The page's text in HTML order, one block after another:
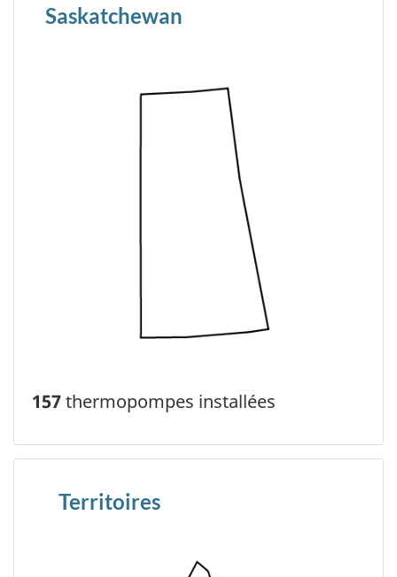
Saskatchewan
157thermopompes installées
Territoires